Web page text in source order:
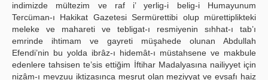
indimizde mültezim ve raf i’ yerlig-i belig-i Humayunum
Tercüman-ı Hakikat Gazetesi Sermürettibi olup mürettiplikteki
meleke ve mahareti ve tebligat-ı resmiyenin sıhhat-ı tab’ı
emrinde ihtimam ve gayreti müşahede olunan Abdullah
Efendi’nin bu yolda ibrâz-ı hidemât-ı müstahsene ve makbule
edenlere tahsisen te’sis ettiğim İftihar Madalyasına nailiyyet için
nizâm-ı mevzuu iktizasınca meşrut olan meziyyat ve evsafı haiz